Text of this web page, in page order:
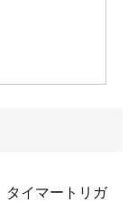
タイマートリガ